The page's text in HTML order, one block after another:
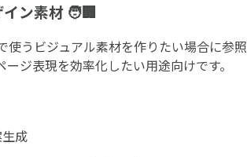
ン素材 🧑🏢
使うビジュアル素材を作りたい場合に参照
ージ表現を効率化したい用途向けです。
成